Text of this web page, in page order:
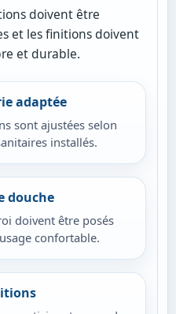
doivent être
et les finitions doivent
et durable.
adaptée
sont ajustées selon
installés.
douche
doivent être posés
confortable.